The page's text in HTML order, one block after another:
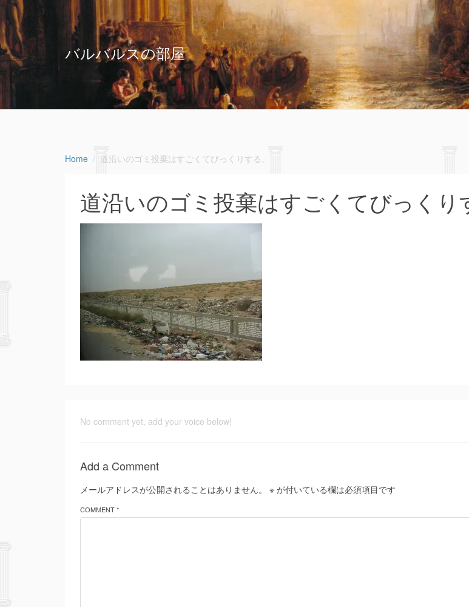
バルバルスの部屋
Home 道沿いのゴミ投棄はすごくてびっくりする。
道沿いのゴミ投棄はすごくてびっくり
No comment yet, add your voice below!
Add a Comment
メールアドレスが公開されることはありません。 ※ が付いている欄は必須項目です
COMMENT *